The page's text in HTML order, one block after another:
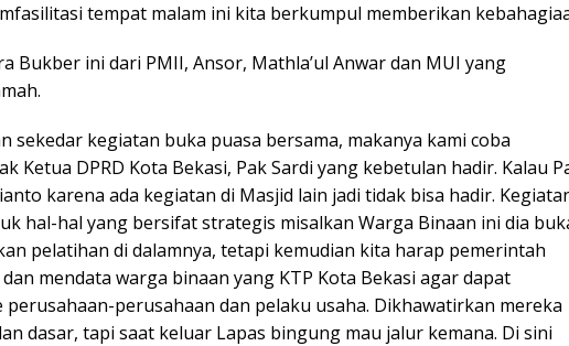
tempat malam ini kita berkumpul memberikan
Bukber ini dari PMII, Ansor, Mathla’ul Anwar dan MUI yang
sekedar kegiatan buka puasa bersama, makanya kami coba
Ketua DPRD Kota Bekasi, Pak Sardi yang kebetulan hadir. Kalau
karena ada kegiatan di Masjid lain jadi tidak bisa hadir.
hal-hal yang bersifat strategis misalkan Warga Binaan ini dia
pelatihan di dalamnya, tetapi kemudian kita harap pemerintah
mendata warga binaan yang KTP Kota Bekasi agar dapat
perusahaan dan pelaku usaha. Dikhawatirkan mereka
dasar, tapi saat keluar Lapas bingung mau jalur kemana. Di sini